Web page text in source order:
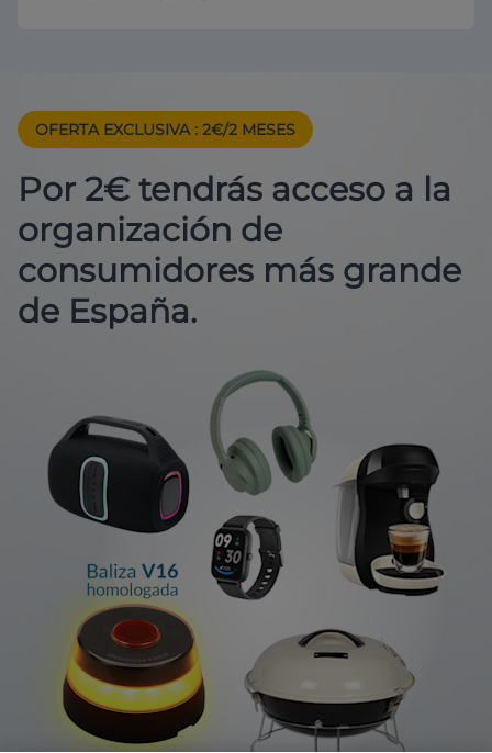
OFERTA EXCLUSIVA : 2€/2 MESES
Por 2€ tendrás acceso a la
organización de
consumidores más grande
de España.